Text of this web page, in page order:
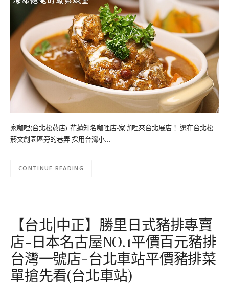
家咖哩(台北松菸店) 花蓮知名咖哩店-家咖哩來台北展店！ 選在台北松
菸文創園區旁的巷弄 採用台灣小…
CONTINUE READING
【台北|中正】勝里日式豬排專賣
店-日本名古屋NO.1平價百元豬排
台灣一號店-台北車站平價豬排菜
單搶先看(台北車站)